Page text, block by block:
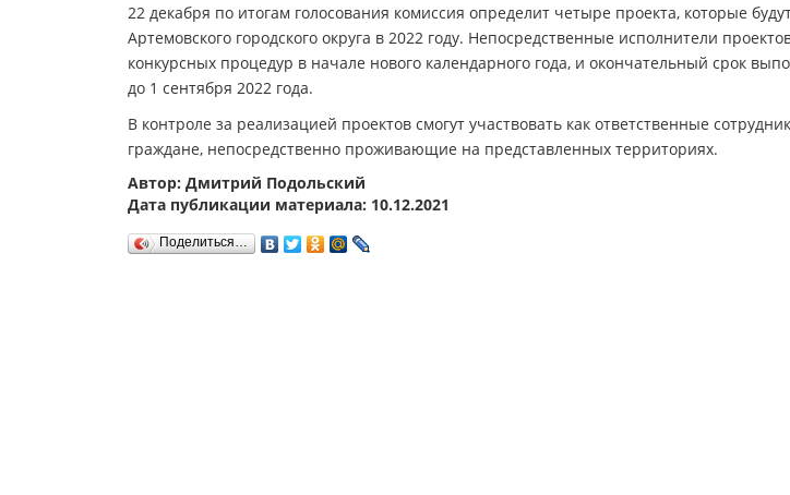
22 декабря по итогам голосования комиссия определит четыре проекта, которые
Артемовского городского округа в 2022 году. Непосредственные исполнители
конкурсных процедур в начале нового календарного года, и окончательный срок
до 1 сентября 2022 года.
В контроле за реализацией проектов смогут участвовать как ответственные
граждане, непосредственно проживающие на представленных территориях.
Автор: Дмитрий Подольский
Дата публикации материала: 10.12.2021
Поделиться…